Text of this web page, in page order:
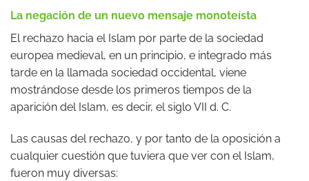
La negación de un nuevo mensaje monoteísta
El rechazo hacia el Islam por parte de la sociedad
europea medieval, en un principio, e integrado más
tarde en la llamada sociedad occidental, viene
mostrándose desde los primeros tiempos de la
aparición del Islam, es decir, el siglo VII d. C.
Las causas del rechazo, y por tanto de la oposición a
cualquier cuestión que tuviera que ver con el Islam,
fueron muy diversas: